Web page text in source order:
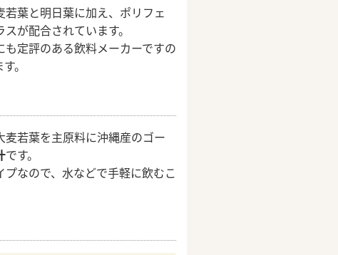
葉と明日葉に加え、ポリフェ
が配合されています。
定評のある飲料メーカーですの
。
若葉を主原料に沖縄産のゴー
です。
なので、水などで手軽に飲むこ